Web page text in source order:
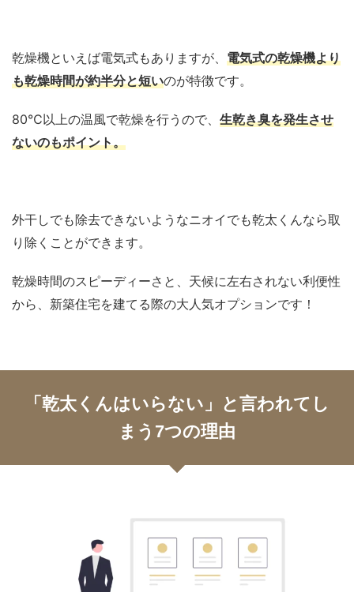
乾燥機といえば電気式もありますが、 電気式の乾燥機より
も乾燥時間が約半分と短いのが特徴です。
80℃以上の温風で乾燥を行うので、 生乾き臭を発生させ
ないのもポイント。
外干しでも除去できないようなニオイでも乾太くんなら取
り除くことができます。
乾燥時間のスピーディーさと、天候に左右されない利便性
から、新築住宅を建てる際の大人気オプションです！
「乾太くんはいらない」と言われてし
まう7つの理由